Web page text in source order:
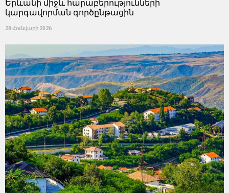
Երևանի միջև հարաբերությունների
կարգավորման գործընթացին
28 Հունվարի 2026